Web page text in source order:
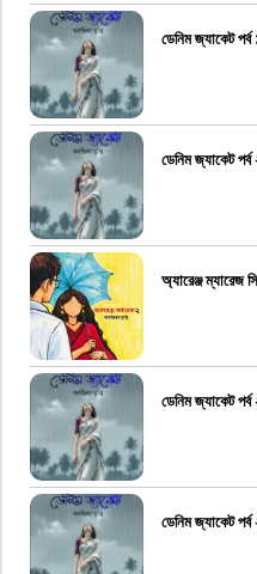
ডেনিম জ্যাকেট পর্ব
ডেনিম জ্যাকেট পর্ব
অ্যারেঞ্জ ম্যারেজ
ডেনিম জ্যাকেট পর্ব
ডেনিম জ্যাকেট পর্ব